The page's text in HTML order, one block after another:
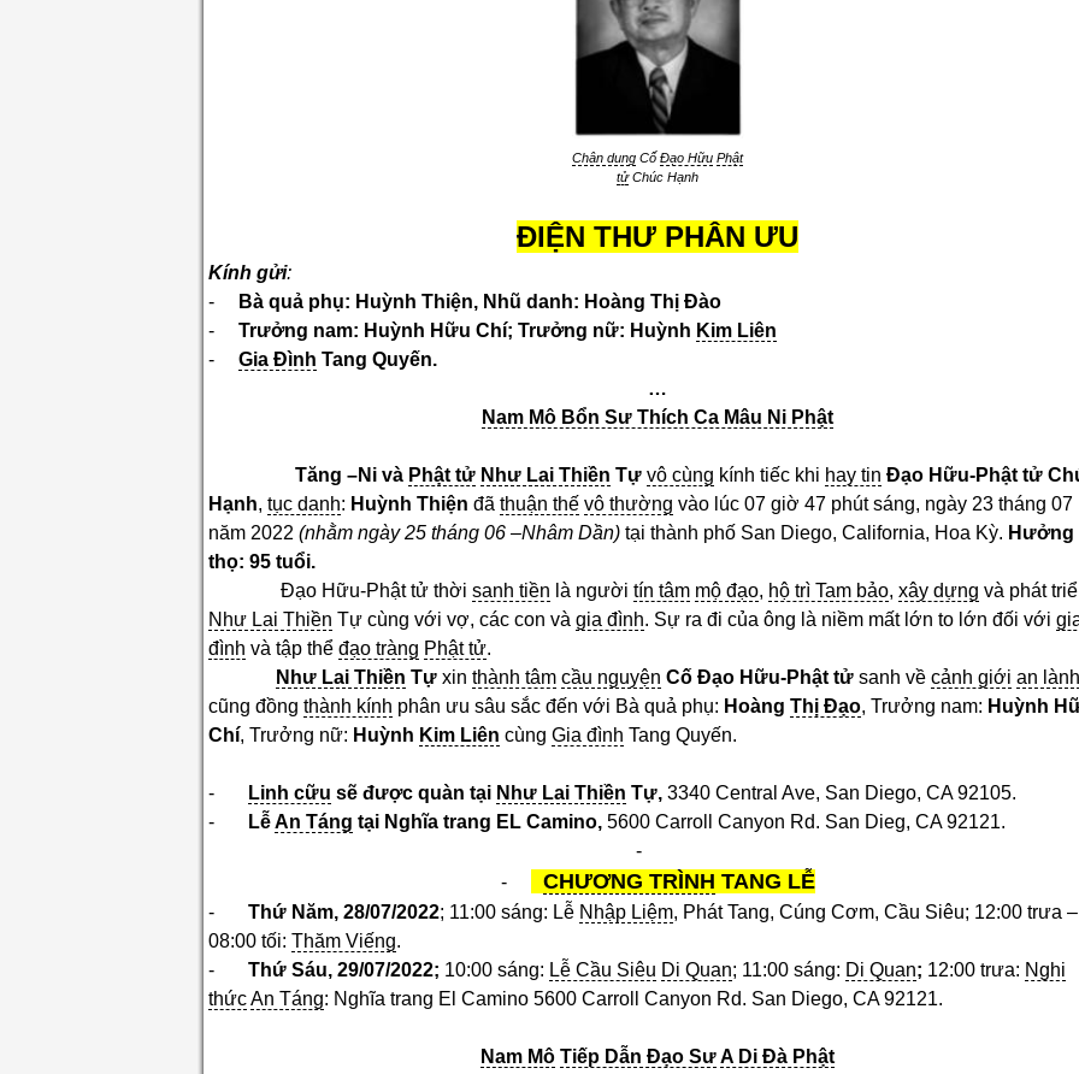
Chân dung Cố Đạo Hữu Phật
tửChúc Hạnh
ĐIỆN THƯ PHÂN ƯU
Kính gửi:
-
Bà quả phụ: Huỳnh Thiện, Nhũ danh: Hoàng Thị Đào
- Trưởng nam: Huỳnh Hữu Chí; Trưởng nữ: Huỳnh Kim Liên
- Gia Đình Tang Quyến.
…
Nam Mô Bổn Sư Thích Ca Mâu Ni Phật
Tăng –Ni và Phật tử Như Lai Thiền Tự vô cùng kính tiếc khi hay tin Đạo Hữu-Phật tử
Hạnh, tục danh: Huỳnh Thiện đã thuận thế vô thường vào lúc 07 giờ 47 phút sáng, ngày 23 tháng 07
năm 2022 (nhằm ngày 25 tháng 06 –Nhâm Dần) tại thành phố San Diego, California, Hoa Kỳ. Hưởng
thọ: 95 tuổi.
Đạo Hữu-Phật tử thời sanh tiền là người tín tâm mộ đạo, hộ trì Tam bảo, xây dựng và phát
Như Lai Thiền Tự cùng với vợ, các con và gia đình. Sự ra đi của ông là niềm mất lớn to lớn đối với
đình và tập thể đạo tràng Phật tử.
Như Lai Thiền Tự xin thành tâm cầu nguyện Cố Đạo Hữu-Phật tử sanh về cảnh giới an lành
cũng đồng thành kính phân ưu sâu sắc đến với Bà quả phụ: Hoàng Thị Đạo, Trưởng nam: Huỳnh
Chí, Trưởng nữ: Huỳnh Kim Liên cùng Gia đình Tang Quyến.
- Linh cữu sẽ được quàn tại Như Lai Thiền Tự, 3340 Central Ave, San Diego, CA 92105.
-
LễAn Táng tại Nghĩa trang EL Camino, 5600 Carroll Canyon Rd. San Dieg, CA 92121.
-
-
CHƯƠNG TRÌNH TANG LỄ
- Thứ Năm, 28/07/2022; 11:00 sáng: Lễ Nhập Liệm, Phát Tang, Cúng Cơm, Cầu Siêu; 12:00 trưa –
08:00 tối: Thăm Viếng.
- Thứ Sáu, 29/07/2022; 10:00 sáng: Lễ Cầu Siêu Di Quan; 11:00 sáng: Di Quan; 12:00 trưa: Nghi
thứcAn Táng: Nghĩa trang El Camino 5600 Carroll Canyon Rd. San Diego, CA 92121.
Nam Mô Tiếp Dẫn Đạo SưA Di Đà Phật